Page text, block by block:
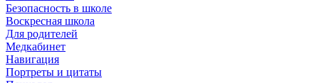
Безопасность в школе
Воскресная школа
Для родителей
Медкабинет
Навигация
Портреты и цитаты